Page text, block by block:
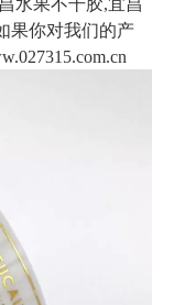
水果不干胶,宜昌
果你对我们的产